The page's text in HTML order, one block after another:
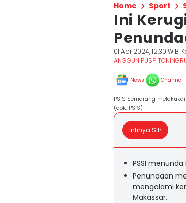
Home Sport
Ini
01 Apr 2024, 12:30 WIB
ANGGUN
News Channel
PSIS Semarang
(dok. PSIS)
Intinya Sih
PSSI menunda
Penundaan
mengalami
Makassar.